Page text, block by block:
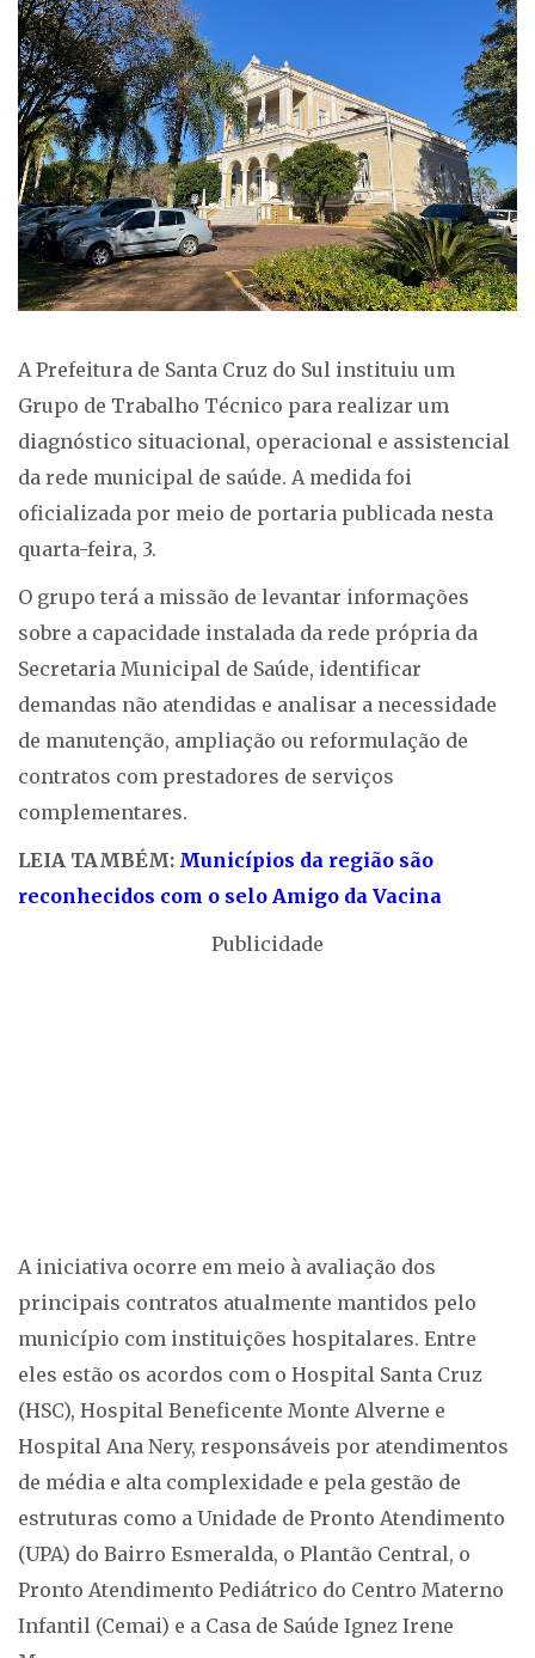
A Prefeitura de Santa Cruz do Sul instituiu um
Grupo de Trabalho Técnico para realizar um
diagnóstico situacional, operacional e assistencial
da rede municipal de saúde. A medida foi
oficializada por meio de portaria publicada nesta
quarta-feira, 3.
O grupo terá a missão de levantar informações
sobre a capacidade instalada da rede própria da
Secretaria Municipal de Saúde, identificar
demandas não atendidas e analisar a necessidade
de manutenção, ampliação ou reformulação de
contratos com prestadores de serviços
complementares.
LEIA TAMBÉM: Municípios da região são
reconhecidos com o selo Amigo da Vacina
Publicidade
A iniciativa ocorre em meio à avaliação dos
principais contratos atualmente mantidos pelo
município com instituições hospitalares. Entre
eles estão os acordos com o Hospital Santa Cruz
(HSC), Hospital Beneficente Monte Alverne e
Hospital Ana Nery, responsáveis por atendimentos
de média e alta complexidade e pela gestão de
estruturas como a Unidade de Pronto Atendimento
(UPA) do Bairro Esmeralda, o Plantão Central, o
Pronto Atendimento Pediátrico do Centro Materno
Infantil (Cemai) e a Casa de Saúde Ignez Irene